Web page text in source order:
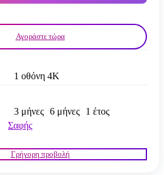
Αγοράστε τώρα
1 οθόνη 4K
3 μήνες 6 μήνες
1 έτος
Σαφής
Γρήγορη προβολή